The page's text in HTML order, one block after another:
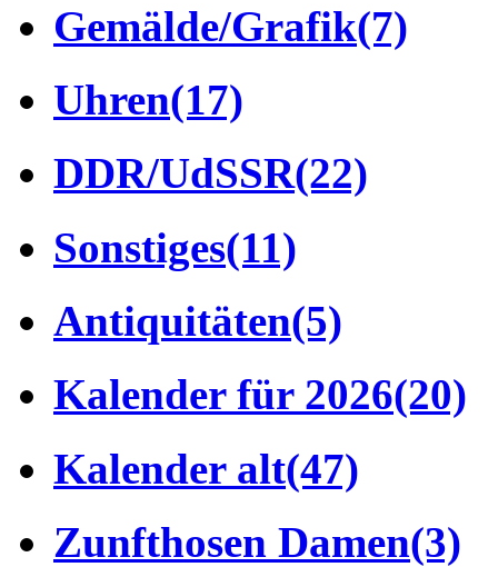
Gemälde/Grafik(7)
Uhren(17)
DDR/UdSSR(22)
Sonstiges(11)
Antiquitäten(5)
Kalender für 2026(20)
Kalender alt(47)
Zunfthosen Damen(3)